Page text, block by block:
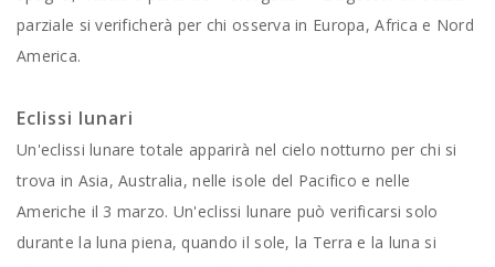
parziale si verificherà per chi osserva in Europa, Africa e Nord
America.
Eclissi lunari
Un'eclissi lunare totale apparirà nel cielo notturno per chi si
trova in Asia, Australia, nelle isole del Pacifico e nelle
Americhe il 3 marzo. Un'eclissi lunare può verificarsi solo
durante la luna piena, quando il sole, la Terra e la luna si